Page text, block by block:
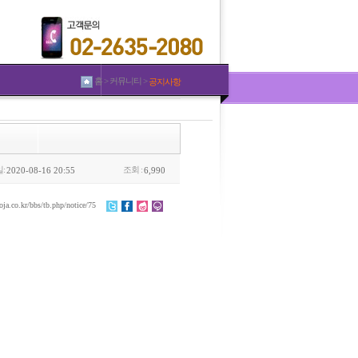
홈 > 커뮤니티 >공지사항
:2020-08-16 20:55 조회 :6,990
bbs/tb.php/notice/75